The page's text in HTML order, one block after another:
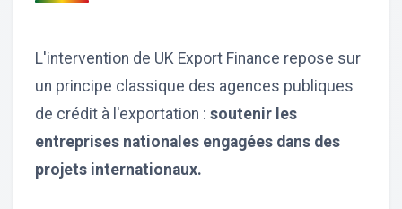
L'intervention de UK Export Finance repose sur
un principe classique des agences publiques
de crédit à l'exportation : soutenir les
entreprises nationales engagées dans des
projets internationaux.